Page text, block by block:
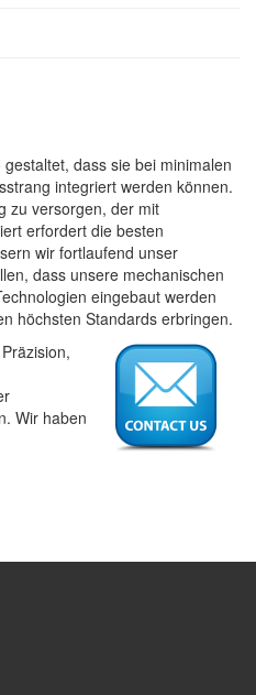
dass sie bei minimalen
integriert werden können.
zu versorgen, der mit
erfordert die besten
wir fortlaufend unser
dass unsere mechanischen
eingebaut werden
höchsten Standards erbringen.
Wir haben